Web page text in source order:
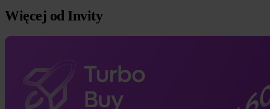
Więcej od Invity